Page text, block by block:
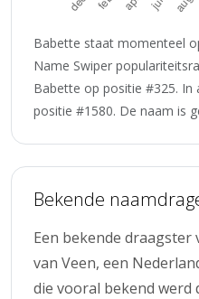
Babette staat momenteel
Name Swiper
Babette op positie #325. In
positie #1580. De naam is
Bekende
Een bekende draagster
van Veen, een
die vooral bekend werd